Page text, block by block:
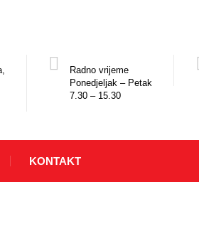
Radno vrijeme
Ponedjeljak – Petak
7.30 – 15.30
KONTAKT